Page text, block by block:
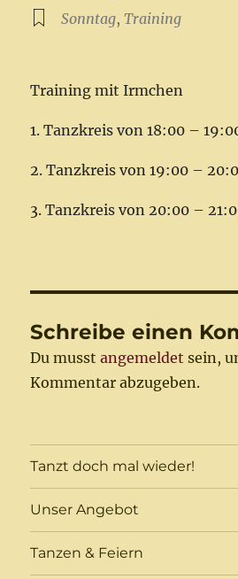
Sonntag,Training
Training mit Irmchen
1. Tanzkreis von 18:00 –
2. Tanzkreis von 19:00 –
3. Tanzkreis von 20:00 –
Schreibe einen
Du musstangemeldet sein,
Kommentar abzugeben.
Tanzt doch mal wieder!
Unser Angebot
Tanzen & Feiern